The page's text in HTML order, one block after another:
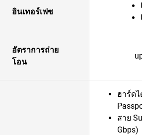
อินเทอร์เฟซ
อัตราการถ่าย
โอน
ฮาร์ด
สาย
Gbps)